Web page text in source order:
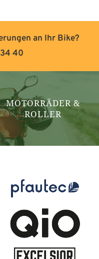
an Ihr Bike?
40
MOTORRÄDER &
ROLLER